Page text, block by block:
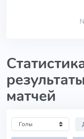
матчей